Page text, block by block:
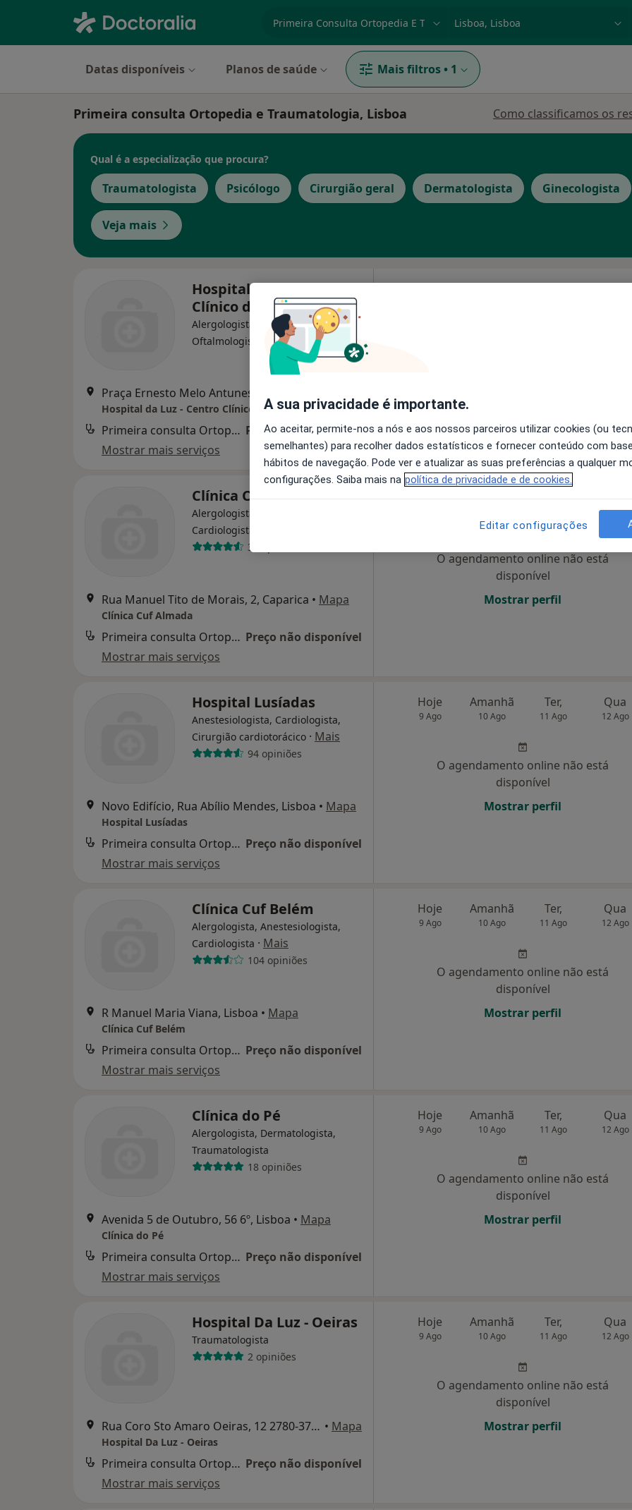
Datas disponíveis Planos de saúde Mais filtros • 1
Primeira consulta Ortopedia e Traumatologia, Lisboa Como classificamos os
Qual é a especialização que procura?
Traumatologista Psicólogo Cirurgião geral Dermatologista Ginecologista
Veja mais
Hospital da Luz - Centro
Clínico da Amadora
Alergologista, Cirurgião geral,
Oftalmologista
Mais
Praça Ernesto Melo Antunes, 1, Amadora
Hospital da Luz - Centro Clínico da Amadora
Primeira consulta Ortopedia e Traumatologia Preço não disponível
Mostrar mais serviços
Clínica Cuf Almada
Alergologista, Anestesiologista,
Cardiologista
39 opiniões
Rua Manuel Tito de Morais, 2, Caparica • Mapa
Clínica Cuf Almada
Primeira consulta Ortopedia e Traumatologia Preço não disponível
Mostrar mais serviços
12 Ago
O agendamento online não está
disponível
Mostrar perfil
Hospital Lusíadas
Anestesiologista, Cardiologista,
Cirurgião cardiotorácico · Mais
94 opiniões
Novo Edifício, Rua Abílio Mendes, Lisboa • Mapa
Hospital Lusíadas
Primeira consulta Ortopedia e Traumatologia Preço não disponível
Mostrar mais serviços
Hoje
9 Ago
Amanhã
10 Ago
Ter,
11 Ago
Qua
12 Ago
O agendamento online não está
disponível
Mostrar perfil
Clínica Cuf Belém
Alergologista, Anestesiologista,
Cardiologista · Mais
104 opiniões
R Manuel Maria Viana, Lisboa • Mapa
Clínica Cuf Belém
Primeira consulta Ortopedia e Traumatologia Preço não disponível
Mostrar mais serviços
Hoje
9 Ago
Amanhã
10 Ago
Ter,
11 Ago
Qua
12 Ago
O agendamento online não está
disponível
Mostrar perfil
Clínica do Pé
Alergologista, Dermatologista,
Traumatologista
18 opiniões
Avenida 5 de Outubro, 56 6º, Lisboa • Mapa
Clínica do Pé
Primeira consulta Ortopedia e Traumatologia Preço não disponível
Mostrar mais serviços
Hoje
9 Ago
Amanhã
10 Ago
Ter,
11 Ago
Qua
12 Ago
O agendamento online não está
disponível
Mostrar perfil
Hospital Da Luz - Oeiras
Traumatologista
2 opiniões
Rua Coro Sto Amaro Oeiras, 12 2780-379 Oeiras, Oeiras • Mapa
Hospital Da Luz - Oeiras
Primeira consulta Ortopedia e Traumatologia Preço não disponível
Mostrar mais serviços
Hoje
9 Ago
Amanhã
10 Ago
Ter,
11 Ago
Qua
12 Ago
O agendamento online não está
disponível
Mostrar perfil
A sua privacidade é importante.
Ao aceitar, permite-nos a nós e aos nossos parceiros utilizar cookies (ou
semelhantes) para recolher dados estatísticos e fornecer conteúdo com
hábitos de navegação. Pode ver e atualizar as suas preferências a qualquer
configurações. Saiba mais na política de privacidade e de cookies.
Editar configurações